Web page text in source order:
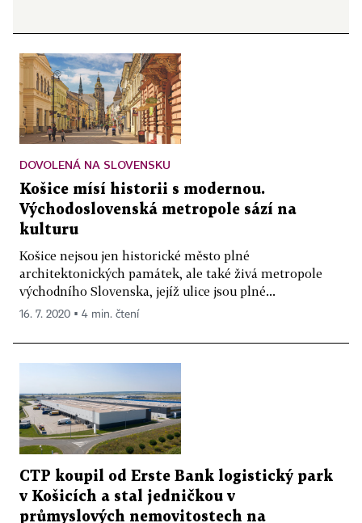
DOVOLENÁ NA SLOVENSKU
Košice mísí historii s modernou.
Východoslovenská metropole sází na
kulturu
Košice nejsou jen historické město plné
architektonických památek, ale také živá metropole
východního Slovenska, jejíž ulice jsou plné...
16. 7. 2020 ▪ 4 min. čtení
CTP koupil od Erste Bank logistický park
v Košicích a stal jedničkou v
průmyslových nemovitostech na